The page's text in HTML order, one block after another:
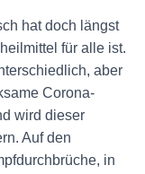
hat doch längst
für alle ist.
aber
Corona-
wird dieser
Auf den
in